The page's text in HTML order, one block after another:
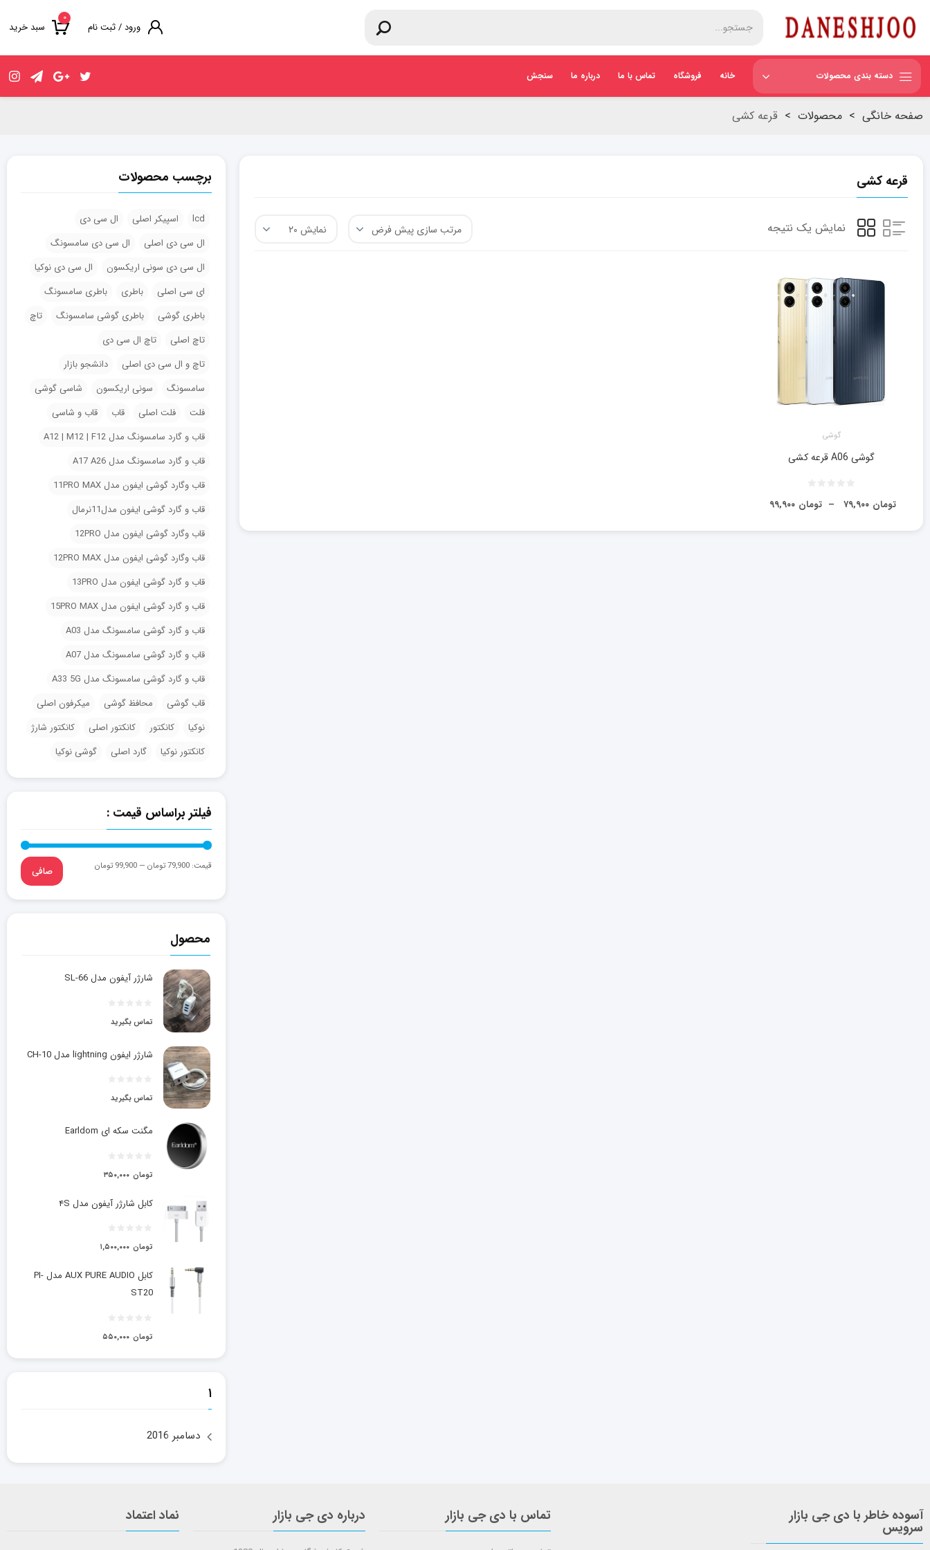
۰
سبد خرید ورود / ثبت نام
دسته بندی محصولات خانه فروشگاه تماس با ما درباره ما سنجش
صفحه خانگی > محصولات > قرعه کشی
قرعه کشی
نمایش یک نتیجه
گوشی
گوشی A06 قرعه كشی
۹۹,۹۰۰ تومان – ۷۹,۹۰۰ تومان
برچسب محصولات
lcd اسپیکر اصلی
ال سی دی
ال سی دی اصلی
ال سی دی سامسونگ
ال سی دی سونی اریکسون
ال سی دی نوکیا
ای سی اصلی
باطری
باطری سامسونگ
باطری گوشی
باطری گوشی سامسونگ
تاچ
تاچ اصلی
تاچ ال سی دی
تاچ و ال سی دی اصلی
دانشجو بازار
سامسونگ
سونی اریکسون
شاسی گوشی
فلت
فلت اصلی قاب
قاب و شاسی
قاب و گارد سامسونگ مدل A12 | M12 | F12
قاب و گارد سامسونگ مدل A17 A26
قاب وگارد گوشی ایفون مدل 11PRO MAX
قاب و گارد گوشی ایفون مدل11نرمال
قاب وگارد گوشی ایفون مدل 12PRO
قاب وگارد گوشی ایفون مدل 12PRO MAX
قاب و گارد گوشی ایفون مدل 13PRO
قاب و گارد گوشی ایفون مدل 15PRO MAX
قاب و گارد گوشی سامسونگ مدل A03
قاب و گارد گوشی سامسونگ مدل A07
قاب و گارد گوشی سامسونگ مدل A33 5G
قاب گوشی
محافظ گوشی
میکرفون اصلی
نوکیا
کانکتور کانکتور اصلی
کانکتور شارژ
کانکتور نوکیا
گارد اصلی گوشی نوکیا
فیلتر براساس قیمت :
صافی قيمت: 79,900 تومان —99,900 تومان
محصول
شارژر آیفون مدل SL-66
تماس بگیرید
شارژر ایفون lightning مدل CH-10
تماس بگیرید
مگنت سکه ای Earldom
۳۵۰,۰۰۰ تومان
کابل شارژر آیفون مدل ۴S
۱,۵۰۰,۰۰۰ تومان
کابل AUX PURE AUDIO مدل PI-
ST20
۵۵۰,۰۰۰ تومان
۱
دسامبر 2016
آسوده خاطر با دی جی بازار
سرویس
تماس با دی جی بازار درباره دی جی بازار نماد اعتماد